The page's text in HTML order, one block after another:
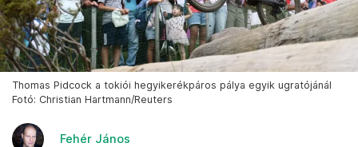
Thomas Pidcock a tokiói hegyikerékpáros pálya egyik ugratójánál
Fotó: Christian Hartmann/Reuters
Fehér János